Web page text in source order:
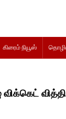
கிரைம் நியூஸ்